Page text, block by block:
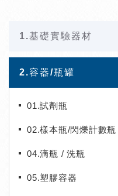
1.基礎實驗器材
2.容器/瓶罐
01.試劑瓶
02.樣本瓶/閃爍計數瓶
04.滴瓶 / 洗瓶
05.塑膠容器